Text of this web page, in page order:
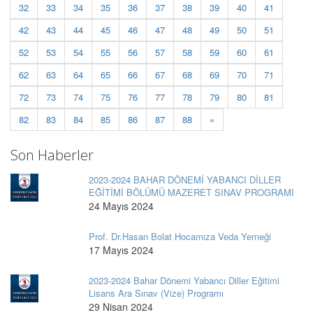
32
33 34 35 36 37 38 39 40
41
42
43 44 45 46 47 48 49 50
51
52
53 54 55 56 57 58 59 60
61
62
63 64 65 66 67 68 69 70
71
72
73 74 75 76 77 78 79 80
81
82
83 84 85 86 87 88 »
Son Haberler
2023-2024 BAHAR DÖNEMİ YABANCI DİLLER
EĞİTİMİ BÖLÜMÜ MAZERET SINAV PROGRAMI
24 Mayıs 2024
Prof. Dr.Hasan Bolat Hocamıza Veda Yemeği
17 Mayıs 2024
2023-2024 Bahar Dönemi Yabancı Diller Eğitimi
Lisans Ara Sınav (Vize) Programı
29 Nisan 2024